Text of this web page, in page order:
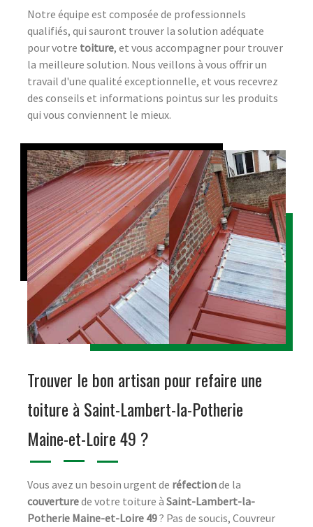
Notre équipe est composée de professionnels
qualifiés, qui sauront trouver la solution adéquate
pour votre toiture, et vous accompagner pour trouver
la meilleure solution. Nous veillons à vous offrir un
travail d'une qualité exceptionnelle, et vous recevrez
des conseils et informations pointus sur les produits
qui vous conviennent le mieux.
Trouver le bon artisan pour refaire une
toiture à Saint-Lambert-la-Potherie
Maine-et-Loire 49 ?
Vous avez un besoin urgent de réfectionde la
couverturede votre toiture à Saint-Lambert-la-
Potherie Maine-et-Loire 49? Pas de soucis, Couvreur